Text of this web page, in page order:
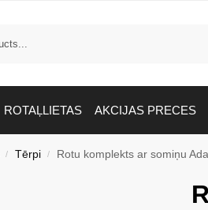
ROTAĻLIETAS AKCIJAS PRECES
/ Tērpi / Rotu komplekts ar somiņu